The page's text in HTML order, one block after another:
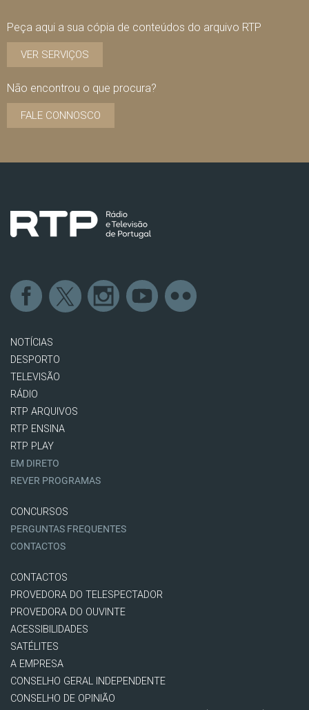
Peça aqui a sua cópia de conteúdos do arquivo RTP
VER SERVIÇOS
Não encontrou o que procura?
FALE CONNOSCO
NOTÍCIAS
DESPORTO
TELEVISÃO
RÁDIO
RTP ARQUIVOS
RTP ENSINA
RTP PLAY
EM DIRETO
REVER PROGRAMAS
CONCURSOS
PERGUNTAS FREQUENTES
CONTACTOS
CONTACTOS
PROVEDORA DO TELESPECTADOR
PROVEDORA DO OUVINTE
ACESSIBILIDADES
SATÉLITES
A EMPRESA
CONSELHO GERAL INDEPENDENTE
CONSELHO DE OPINIÃO